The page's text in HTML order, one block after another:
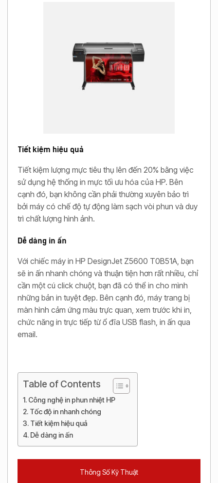
Thông Số Kỹ Thuật
Tiết kiệm hiệu quả
Tiết kiệm lượng mực tiêu thụ lên đến 20% bằng việc
sử dụng hệ thống in mực tối ưu hóa của HP. Bên
cạnh đó, bạn không cần phải thường xuyên bảo trì
bởi máy có chế độ tự động làm sạch vòi phun và duy
trì chất lượng hình ảnh.
Dễ dàng in ấn
Với chiếc máy in HP DesignJet Z5600 T0B51A, bạn
sẽ in ấn nhanh chóng và thuận tiện hơn rất nhiều, chỉ
cần một cú click chuột, bạn đã có thể in cho mình
những bản in tuyệt đẹp. Bên cạnh đó, máy trang bị
màn hình cảm ứng màu trực quan, xem trước khi in,
chức năng in trực tiếp từ ổ đĩa USB flash, in ấn qua
email.
Table of Contents
Công nghệ in phun nhiệt HP
Tốc độ in nhanh chóng
Tiết kiệm hiệu quả
Dễ dàng in ấn